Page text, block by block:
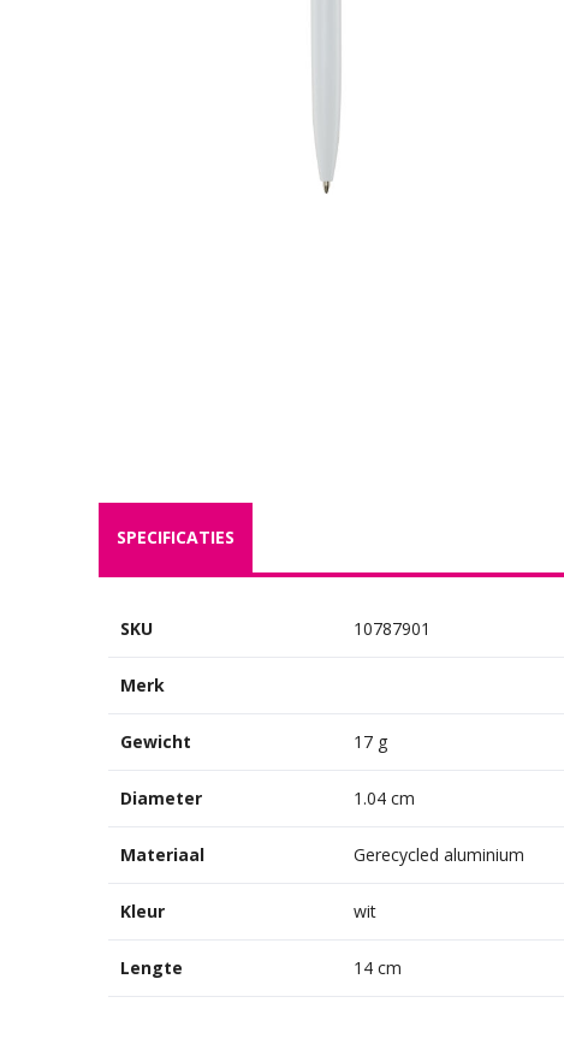
SPECIFICATIES
SKU 10787901
Merk
Gewicht 17 g
Diameter 1.04 cm
Materiaal Gerecycled aluminium
Kleur wit
Lengte 14 cm